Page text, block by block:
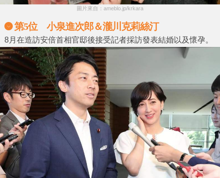
圖片來自：ameblo.jp/krkara
第5位 小泉進次郎＆瀧川克莉絲汀
8月在造訪安倍首相官邸後接受記者採訪發表結婚以及懷孕。